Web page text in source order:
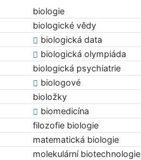
biologie
biologické vědy
biologická data
biologická olympiáda
biologická psychiatrie
biologové
bioložky
biomedicína
filozofie biologie
matematická biologie
molekulární biotechnologie